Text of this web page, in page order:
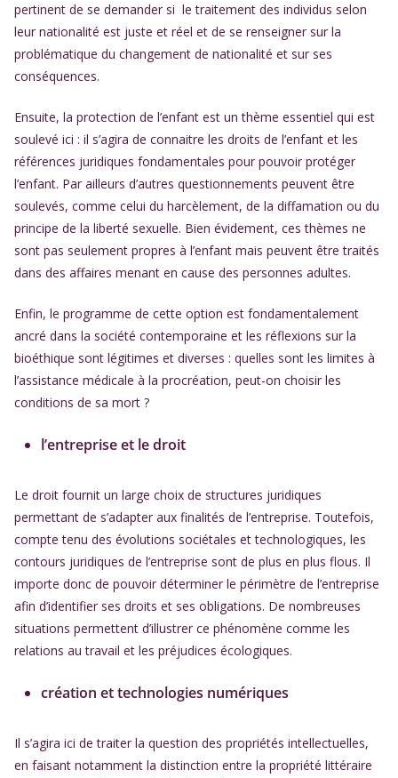
pertinent de se demander si le traitement des individus selon
leur nationalité est juste et réel et de se renseigner sur la
problématique du changement de nationalité et sur ses
conséquences.
Ensuite, la protection de l’enfant est un thème essentiel qui est
soulevé ici : il s’agira de connaitre les droits de l’enfant et les
références juridiques fondamentales pour pouvoir protéger
l’enfant. Par ailleurs d’autres questionnements peuvent être
soulevés, comme celui du harcèlement, de la diffamation ou du
principe de la liberté sexuelle. Bien évidement, ces thèmes ne
sont pas seulement propres à l’enfant mais peuvent être traités
dans des affaires menant en cause des personnes adultes.
Enfin, le programme de cette option est fondamentalement
ancré dans la société contemporaine et les réflexions sur la
bioéthique sont légitimes et diverses : quelles sont les limites à
l’assistance médicale à la procréation, peut-on choisir les
conditions de sa mort ?
l’entreprise et le droit
Le droit fournit un large choix de structures juridiques
permettant de s’adapter aux finalités de l’entreprise. Toutefois,
compte tenu des évolutions sociétales et technologiques, les
contours juridiques de l’entreprise sont de plus en plus flous. Il
importe donc de pouvoir déterminer le périmètre de l’entreprise
afin d’identifier ses droits et ses obligations. De nombreuses
situations permettent d’illustrer ce phénomène comme les
relations au travail et les préjudices écologiques.
création et technologies numériques
Il s’agira ici de traiter la question des propriétés intellectuelles,
en faisant notamment la distinction entre la propriété littéraire